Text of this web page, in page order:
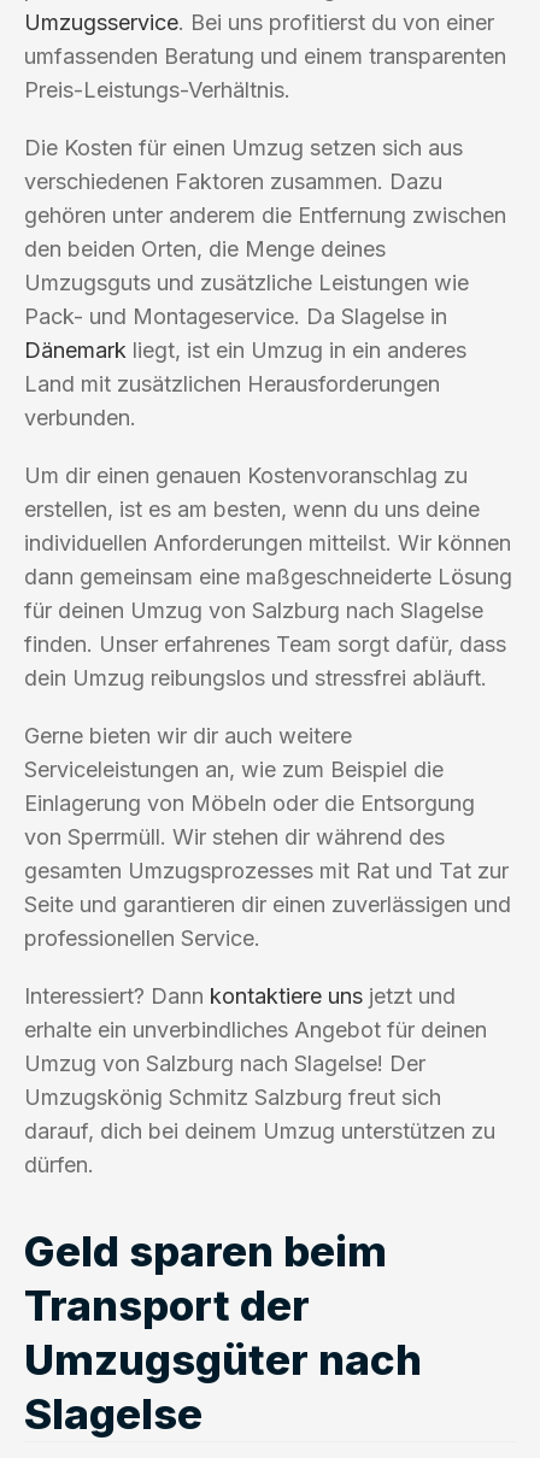
Umzugsservice. Bei uns profitierst du von einer
umfassenden Beratung und einem transparenten
Preis-Leistungs-Verhältnis.
Die Kosten für einen Umzug setzen sich aus
verschiedenen Faktoren zusammen. Dazu
gehören unter anderem die Entfernung zwischen
den beiden Orten, die Menge deines
Umzugsguts und zusätzliche Leistungen wie
Pack- und Montageservice. Da Slagelse in
Dänemark liegt, ist ein Umzug in ein anderes
Land mit zusätzlichen Herausforderungen
verbunden.
Um dir einen genauen Kostenvoranschlag zu
erstellen, ist es am besten, wenn du uns deine
individuellen Anforderungen mitteilst. Wir können
dann gemeinsam eine maßgeschneiderte Lösung
für deinen Umzug von Salzburg nach Slagelse
finden. Unser erfahrenes Team sorgt dafür, dass
dein Umzug reibungslos und stressfrei abläuft.
Gerne bieten wir dir auch weitere
Serviceleistungen an, wie zum Beispiel die
Einlagerung von Möbeln oder die Entsorgung
von Sperrmüll. Wir stehen dir während des
gesamten Umzugsprozesses mit Rat und Tat zur
Seite und garantieren dir einen zuverlässigen und
professionellen Service.
Interessiert? Dann kontaktiere uns jetzt und
erhalte ein unverbindliches Angebot für deinen
Umzug von Salzburg nach Slagelse! Der
Umzugskönig Schmitz Salzburg freut sich
darauf, dich bei deinem Umzug unterstützen zu
dürfen.
Geld sparen beim
Transport der
Umzugsgüter nach
Slagelse